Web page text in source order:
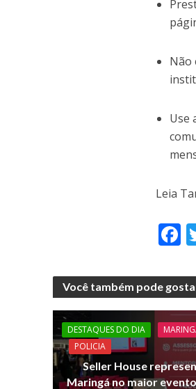
Não
Use
Leia
F
e
b
o
o
k
Você também pode
DESTAQUES DO DIA
POLICIA
Seller House
Maringá no maior